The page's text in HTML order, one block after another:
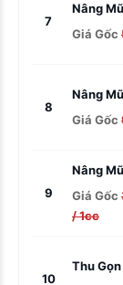
7
Nâng
Giá Gốc
8
Nâng
Giá Gốc
9
Nâng
Giá Gốc
/ 1cc
10
Thu